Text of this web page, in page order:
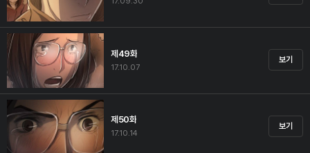
제49화
17.10.07
보기
제50화
17.10.14
보기